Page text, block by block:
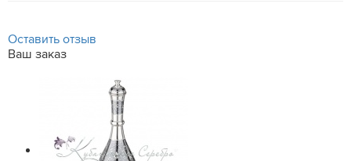
Оставить отзыв
Ваш заказ